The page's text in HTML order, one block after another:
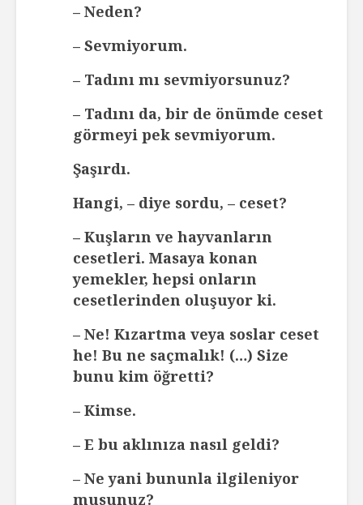
– Neden?
– Sevmiyorum.
– Tadını mı sevmiyorsunuz?
– Tadını da, bir de önümde ceset
görmeyi pek sevmiyorum.
Şaşırdı.
Hangi, – diye sordu, – ceset?
– Kuşların ve hayvanların
cesetleri. Masaya konan
yemekler, hepsi onların
cesetlerinden oluşuyor ki.
– Ne! Kızartma veya soslar ceset
he! Bu ne saçmalık! (…) Size
bunu kim öğretti?
– Kimse.
– E bu aklınıza nasıl geldi?
– Ne yani bununla ilgileniyor
musunuz?